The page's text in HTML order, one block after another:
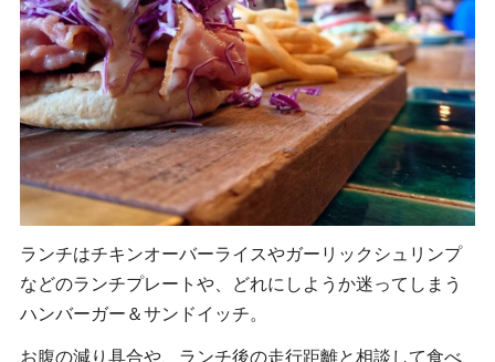
ランチはチキンオーバーライスやガーリックシュリンプ
などのランチプレートや、どれにしようか迷ってしまう
ハンバーガー＆サンドイッチ。
お腹の減り具合や、ランチ後の走行距離と相談して食べ